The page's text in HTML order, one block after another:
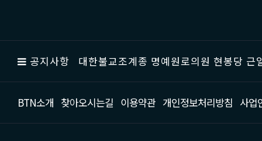
공지사항 대한불교조계종 명예원로의원 현봉당
BTN소개 찾아오시는길 이용약관 개인정보처리방침 사업